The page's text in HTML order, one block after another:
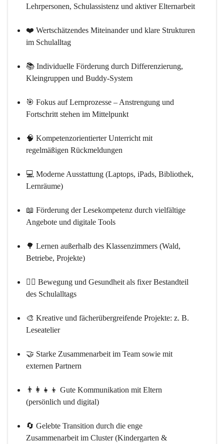
Lehrpersonen, Schulassistenz und aktiver Elternarbeit
❤️ Wertschätzendes Miteinander und klare Strukturen
im Schulalltag
📚 Individuelle Förderung durch Differenzierung,
Kleingruppen und Buddy-System
🎯 Fokus auf Lernprozesse – Anstrengung und
Fortschritt stehen im Mittelpunkt
🧠 Kompetenzorientierter Unterricht mit
regelmäßigen Rückmeldungen
💻 Moderne Ausstattung (Laptops, iPads, Bibliothek,
Lernräume)
📖 Förderung der Lesekompetenz durch vielfältige
Angebote und digitale Tools
🌳 Lernen außerhalb des Klassenzimmers (Wald,
Betriebe, Projekte)
🚴‍♀️ Bewegung und Gesundheit als fixer Bestandteil
des Schulalltags
🎨 Kreative und fächerübergreifende Projekte: z. B.
Leseatelier
🤝 Starke Zusammenarbeit im Team sowie mit
externen Partnern
👨‍👩‍👧‍👦 Gute Kommunikation mit Eltern
(persönlich und digital)
🔄 Gelebte Transition durch die enge
Zusammenarbeit im Cluster (Kindergarten &